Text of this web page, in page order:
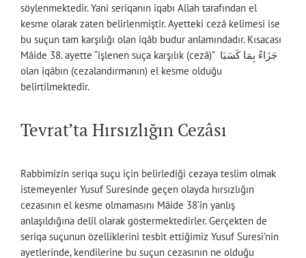
söylenmektedir. Yani seriqanın iqabı Allah tarafından el
kesme olarak zaten belirlenmiştir. Ayetteki cezâ kelimesi ise
bu suçun tam karşılığı olan iqâb budur anlamındadır. Kısacası
Mâide 38. ayette “işlenen suça karşılık (cezâ)” جَزَاءً بِمَا كَسَبَا
olan iqâbın (cezalandırmanın) el kesme olduğu
belirtilmektedir.
Tevrat’ta Hırsızlığın Cezâsı
Rabbimizin seriqa suçu için belirlediği cezaya teslim olmak
istemeyenler Yusuf Suresinde geçen olayda hırsızlığın
cezasının el kesme olmamasını Mâide 38’in yanlış
anlaşıldığına delil olarak göstermektedirler. Gerçekten de
seriqa suçunun özelliklerini tesbit ettiğimiz Yusuf Suresi’nin
ayetlerinde, kendilerine bu suçun cezasının ne olduğu